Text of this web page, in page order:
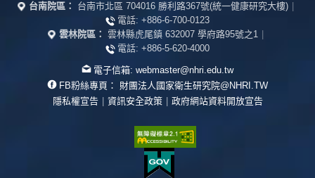
台南院區：
台南市北區 704016 勝利路367號(統一健康研究大樓)
電話: +886-6-700-0123
雲林院區： 雲林縣虎尾鎮 632007 學府路95號之1
電話: +886-5-620-4000
電子信箱: webmaster@nhri.edu.tw
FB粉絲專頁：
財團法人國家衛生研究院@NHRI.TW
隱私權宣告
資訊安全政策 政府網站資料開放宣告